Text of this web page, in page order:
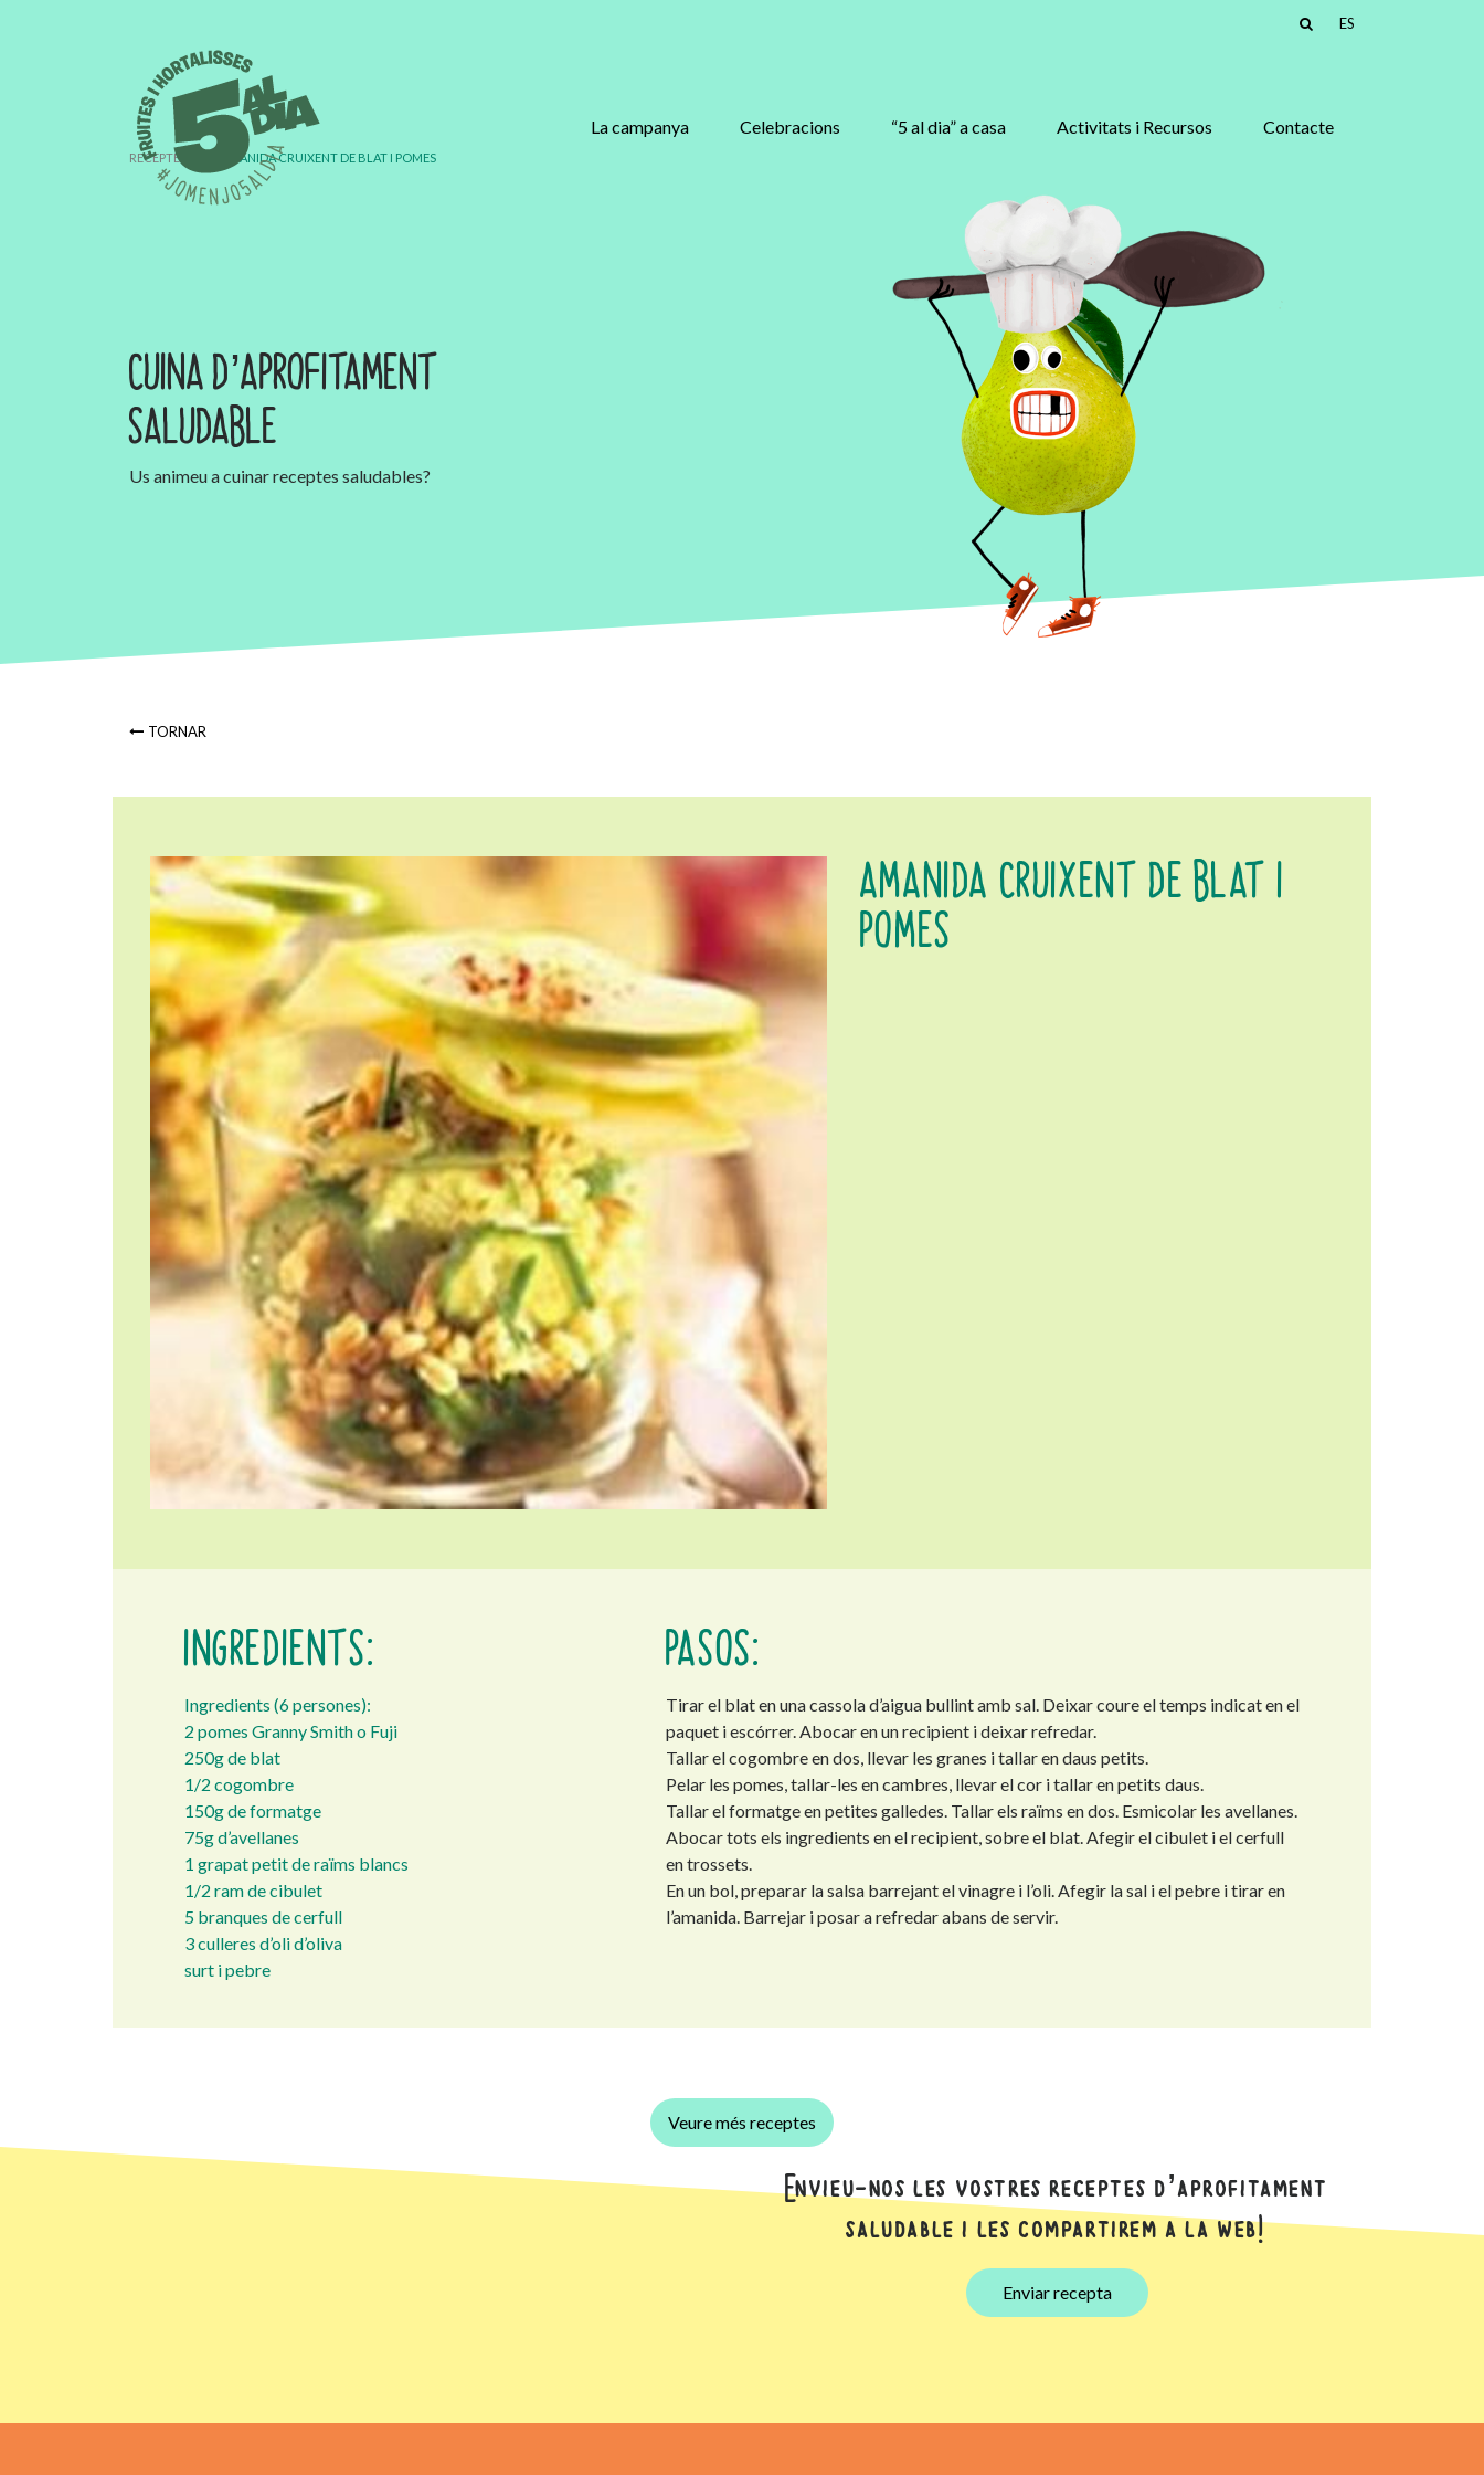
ES
La campanya Celebracions “5 al dia” a casa Activitats i Recursos Contacte
RECEPTES AMANIDA CRUIXENT DE BLAT I POMES
CUINA D’APROFITAMENT
SALUDABLE
Us animeu a cuinar receptes saludables?
TORNAR
AMANIDA CRUIXENT DE BLAT I
POMES
INGREDIENTS:
Ingredients (6 persones):
2 pomes Granny Smith o Fuji
250g de blat
1/2 cogombre
150g de formatge
75g d’avellanes
1 grapat petit de raïms blancs
1/2 ram de cibulet
5 branques de cerfull
3 culleres d’oli d’oliva
surt i pebre
PASOS:
Tirar el blat en una cassola d’aigua bullint amb sal. Deixar coure el temps indicat en el
paquet i escórrer. Abocar en un recipient i deixar refredar.
Tallar el cogombre en dos, llevar les granes i tallar en daus petits.
Pelar les pomes, tallar-les en cambres, llevar el cor i tallar en petits daus.
Tallar el formatge en petites galledes. Tallar els raïms en dos. Esmicolar les avellanes.
Abocar tots els ingredients en el recipient, sobre el blat. Afegir el cibulet i el cerfull
en trossets.
En un bol, preparar la salsa barrejant el vinagre i l’oli. Afegir la sal i el pebre i tirar en
l’amanida. Barrejar i posar a refredar abans de servir.
Veure més receptes
Envieu-nos les vostres receptes d’aprofitament
saludable i les compartirem a la web!
Enviar recepta